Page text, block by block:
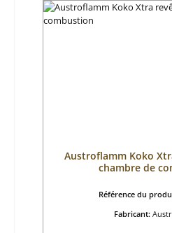
Austroflamm Koko
chambre de
Référence du
Fabricant: